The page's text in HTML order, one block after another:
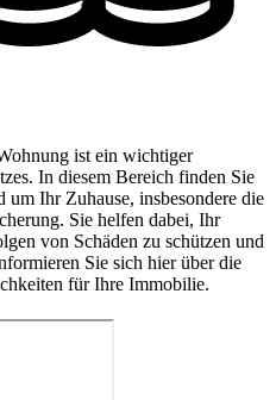
ist ein wichtiger
In diesem Bereich finden Sie
um Ihr Zuhause, insbesondere die
Sie helfen dabei, Ihr
von Schäden zu schützen und
Sie sich hier über die
für Ihre Immobilie.